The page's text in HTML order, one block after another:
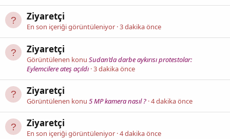
Ziyaretçi
En son içeriği görüntüleniyor 3 dakika önce
Ziyaretçi
Görüntülenen konu Sudan’da darbe aykırısı protestolar:
Eylemcilere ateş açıldı 3 dakika önce
Ziyaretçi
Görüntülenen konu 5 MP kamera nasıl ? 4 dakika önce
Ziyaretçi
En son içeriği görüntüleniyor 4 dakika önce